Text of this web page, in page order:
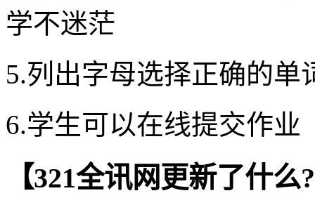
学不迷茫
5.列出字母选择正确的单
6.学生可以在线提交作业
【321全讯网更新了什么